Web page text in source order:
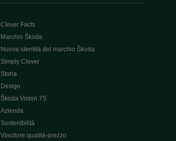
Clever Facts
Marchio Škoda
Nuova identità del marchio Škoda
Simply Clever
Storia
Design
Škoda Vision 7S
Azienda
Sostenibilità
Vincitore qualità-prezzo